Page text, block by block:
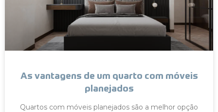
As vantagens de um quarto com móveis
planejados
Quartos com móveis planejados são a melhor opção